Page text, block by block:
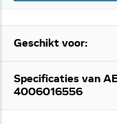
Geschikt voor:
Specificaties van
4006016556